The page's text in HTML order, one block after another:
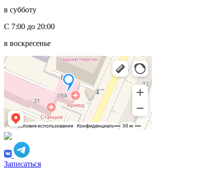
в субботу
С 7:00 до 20:00
в воскресенье
Записаться